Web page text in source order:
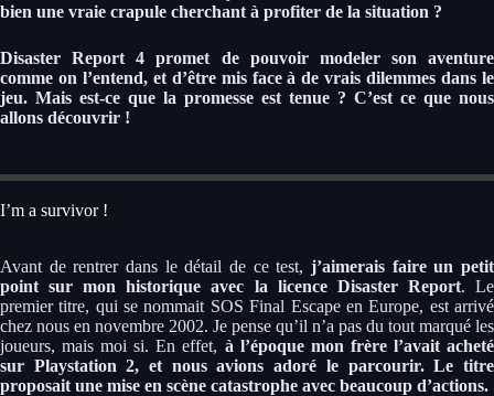
bien une vraie crapule cherchant à profiter de la situation ?
Disaster Report 4 promet de pouvoir modeler son aventure
comme on l’entend, et d’être mis face à de vrais dilemmes dans le
jeu. Mais est-ce que la promesse est tenue ? C’est ce que nous
allons découvrir !
I’m a survivor !
Avant de rentrer dans le détail de ce test, j’aimerais faire un petit
point sur mon historique avec la licence Disaster Report. Le
premier titre, qui se nommait SOS Final Escape en Europe, est arrivé
chez nous en novembre 2002. Je pense qu’il n’a pas du tout marqué les
joueurs, mais moi si. En effet, à l’époque mon frère l’avait acheté
sur Playstation 2, et nous avions adoré le parcourir. Le titre
proposait une mise en scène catastrophe avec beaucoup d’actions.